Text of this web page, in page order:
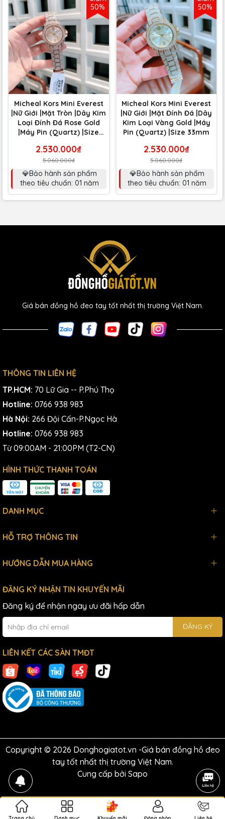
50%
Micheal Kors Mini Everest
|Nữ Giới |Mặt Tròn |Dây Kim
Loại Đính Đá Rose Gold
|Máy Pin (Quartz) |Size
2.530.000₫
5.060.000₫
💎Bảo hành sản phẩm
theo tiêu chuẩn: 01 năm
50%
Micheal Kors Mini Everest
|Nữ Giới |Mặt Đính Đá |Dây
Kim Loại Vàng Gold |Máy
Pin (Quartz) |Size 33mm
2.530.000₫
5.060.000₫
💎Bảo hành sản phẩm
theo tiêu chuẩn: 01 năm
Giá bán đồng hồ đeo tay tốt nhất thị trường Việt Nam.
THÔNG TIN LIÊN HỆ
TP.HCM: 70 Lữ Gia -- P.Phú Thọ
Hotline: 0766 938 983
Hà Nội: 266 Đội Cấn-P.Ngọc Hà
Hotline: 0766 938 983
Từ 09:00AM - 21:00PM (T2-CN)
HÌNH THỨC THANH TOÁN
DANH MỤC
HỖ TRỢ THÔNG TIN
HƯỚNG DẪN MUA HÀNG
ĐĂNG KÝ NHẬN TIN KHUYẾN MÃI
Đăng ký để nhận ngay ưu đãi hấp dẫn
ĐĂNG KÝ
LIÊN KẾT CÁC SÀN TMĐT
Copyright © 2026 Donghogiatot.vn -Giá bán đồng hồ đeo
tay tốt nhất thị trường Việt Nam.
Cung cấp bởi Sapo